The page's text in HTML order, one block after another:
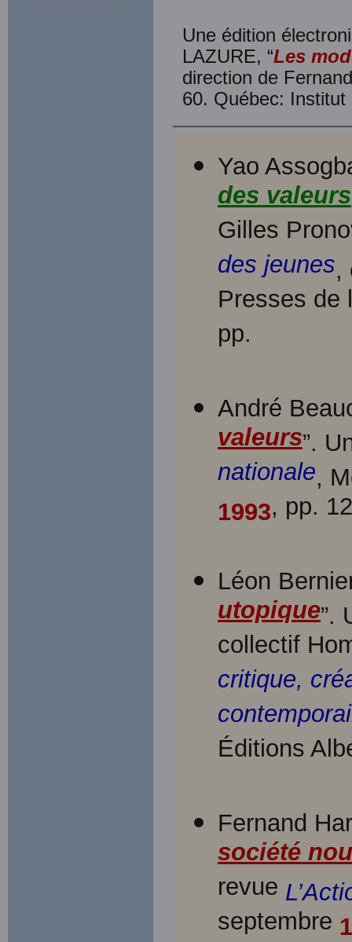
Une édition
LAZURE, “Les
direction de
60. Québec:
Yao
des valeurs
Gilles
des jeunes,
Presses
pp.
André
valeurs”.
nationale,
1993, pp.
Léon
utopique”.
collectif
critique,
Éditions
Fernand
société
revue
septembre